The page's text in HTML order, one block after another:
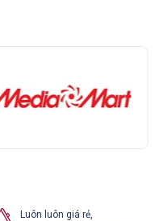
Luôn luôn giá rẻ,